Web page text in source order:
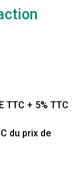
TTC + 5% TTC
du prix de